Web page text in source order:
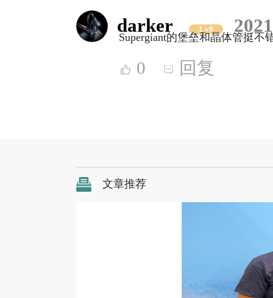
darker Lv9
Supergiant的堡垒和晶体管挺不
0 回复
文章推荐